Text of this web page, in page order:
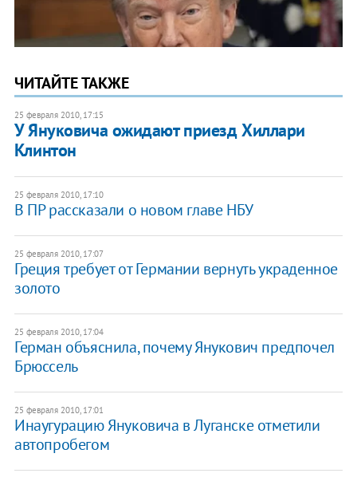
ЧИТАЙТЕ ТАКЖЕ
25 февраля 2010, 17:15
У Януковича ожидают приезд Хиллари
Клинтон
25 февраля 2010, 17:10
В ПР рассказали о новом главе НБУ
25 февраля 2010, 17:07
Греция требует от Германии вернуть украденное
золото
25 февраля 2010, 17:04
Герман объяснила, почему Янукович предпочел
Брюссель
25 февраля 2010, 17:01
Инаугурацию Януковича в Луганске отметили
автопробегом